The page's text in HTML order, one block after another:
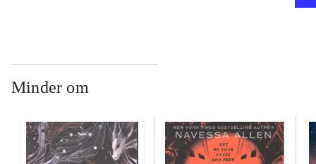
Minder om